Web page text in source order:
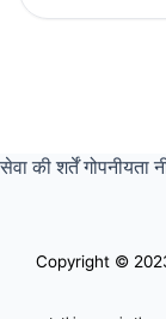
सेवा की शर्तें गोपनीयता
Copyright ©